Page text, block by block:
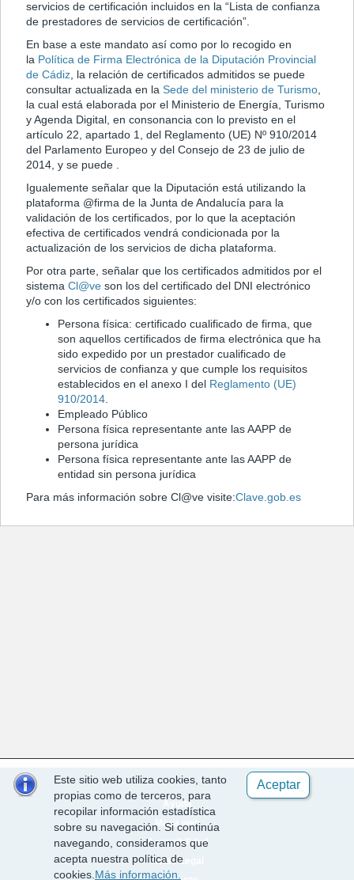
servicios de certificación incluidos en la “Lista de confianza
de prestadores de servicios de certificación”.
En base a este mandato así como por lo recogido en
la Política de Firma Electrónica de la Diputación Provincial
de Cádiz, la relación de certificados admitidos se puede
consultar actualizada en la Sede del ministerio de Turismo,
la cual está elaborada por el Ministerio de Energía, Turismo
y Agenda Digital, en consonancia con lo previsto en el
artículo 22, apartado 1, del Reglamento (UE) Nº 910/2014
del Parlamento Europeo y del Consejo de 23 de julio de
2014, y se puede .
Igualemente señalar que la Diputación está utilizando la
plataforma @firma de la Junta de Andalucía para la
validación de los certificados, por lo que la aceptación
efectiva de certificados vendrá condicionada por la
actualización de los servicios de dicha plataforma.
Por otra parte, señalar que los certificados admitidos por el
sistema Cl@ve son los del certificado del DNI electrónico
y/o con los certificados siguientes:
Persona física: certificado cualificado de firma, que
son aquellos certificados de firma electrónica que ha
sido expedido por un prestador cualificado de
servicios de confianza y que cumple los requisitos
establecidos en el anexo I del Reglamento (UE)
910/2014.
Empleado Público
Persona física representante ante las AAPP de
persona jurídica
Persona física representante ante las AAPP de
entidad sin persona jurídica
Para más información sobre Cl@ve visite:Clave.gob.es
Aceptar
Este sitio web utiliza cookies, tanto
propias como de terceros, para
recopilar información estadística
sobre su navegación. Si continúa
navegando, consideramos que
acepta nuestra política de
cookies. Más información.
Ayuda
Mapa web
Accesibilidad
Aviso Legal